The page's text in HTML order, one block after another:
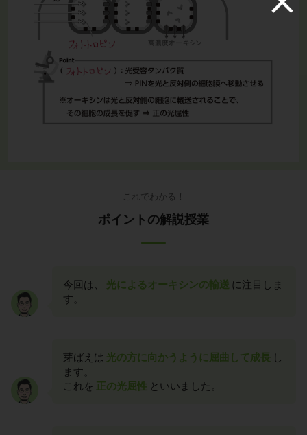
これでわかる！
ポイントの解説授業
今回は、 光によるオーキシンの輸送 に注目しま
す。
芽ばえは 光の方に向かうように屈曲して成長 し
ます。
これを 正の光屈性 といいました。